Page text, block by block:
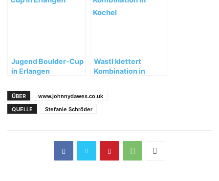
Jugend Boulder-Cup
in Erlangen
Wastl klettert
Kombination in
ÜBER
www.johnnydawes.co.uk
QUELLE
Stefanie Schröder